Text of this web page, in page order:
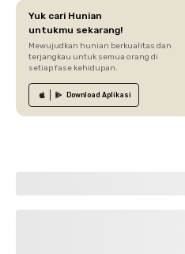
Yuk cari Hunian
untukmu sekarang!
Mewujudkan hunian berkualitas dan
terjangkau untuk semua orang di
setiap fase kehidupan.
Download Aplikasi